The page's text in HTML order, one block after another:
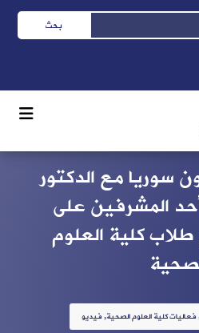
سوريا مع الدكتور
المشرفين على
كلية العلوم
فعاليات كلية العلوم الصحية,فيديو